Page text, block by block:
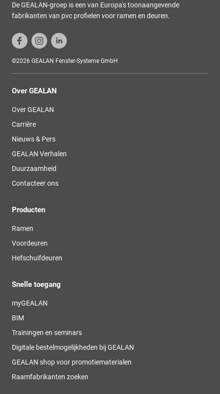
De GEALAN-groep is een van Europa's toonaangevende
fabrikanten van pvc profielen voor ramen en deuren.
©2026 GEALAN Fenster-Systeme GmbH
Over GEALAN
Over GEALAN
Carrière
Nieuws & Pers
GEALAN Verhalen
Duurzaamheid
Contacteer ons
Producten
Ramen
Voordeuren
Hefschuifdeuren
Snelle toegang
myGEALAN
BIM
Trainingen en seminars
Digitale bestelmogelijkheden bij GEALAN
GEALAN shop voor promotiematerialen
Raamfabrikanten zoeken